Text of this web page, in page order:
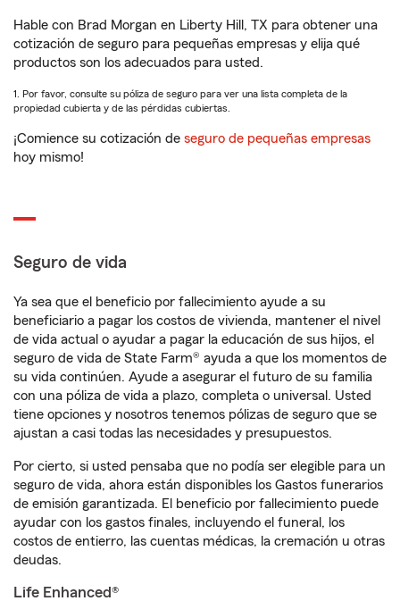
Hable con Brad Morgan en Liberty Hill, TX para obtener una
cotización de seguro para pequeñas empresas y elija qué
productos son los adecuados para usted.
1. Por favor, consulte su póliza de seguro para ver una lista completa de la
propiedad cubierta y de las pérdidas cubiertas.
¡Comience su cotización de seguro de pequeñas empresas
hoy mismo!
Seguro de vida
Ya sea que el beneficio por fallecimiento ayude a su
beneficiario a pagar los costos de vivienda, mantener el nivel
de vida actual o ayudar a pagar la educación de sus hijos, el
seguro de vida de State Farm® ayuda a que los momentos de
su vida continúen. Ayude a asegurar el futuro de su familia
con una póliza de vida a plazo, completa o universal. Usted
tiene opciones y nosotros tenemos pólizas de seguro que se
ajustan a casi todas las necesidades y presupuestos.
Por cierto, si usted pensaba que no podía ser elegible para un
seguro de vida, ahora están disponibles los Gastos funerarios
de emisión garantizada. El beneficio por fallecimiento puede
ayudar con los gastos finales, incluyendo el funeral, los
costos de entierro, las cuentas médicas, la cremación u otras
deudas.
Life Enhanced®